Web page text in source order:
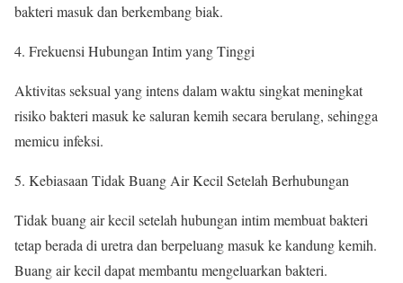
bakteri masuk dan berkembang biak.
Frekuensi Hubungan Intim yang Tinggi
Aktivitas seksual yang intens dalam waktu singkat meningkat
risiko bakteri masuk ke saluran kemih secara berulang, sehingga
memicu infeksi.
Kebiasaan Tidak Buang Air Kecil Setelah Berhubungan
Tidak buang air kecil setelah hubungan intim membuat bakteri
tetap berada di uretra dan berpeluang masuk ke kandung kemih.
Buang air kecil dapat membantu mengeluarkan bakteri.